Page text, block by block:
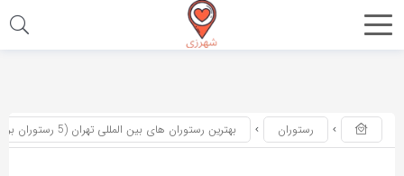
اشتراک
استفاده
رستوران بهترین رستوران های بین المللی تهران (5 رستوران برتر)
اشتراک
گذاری
با
استفاده